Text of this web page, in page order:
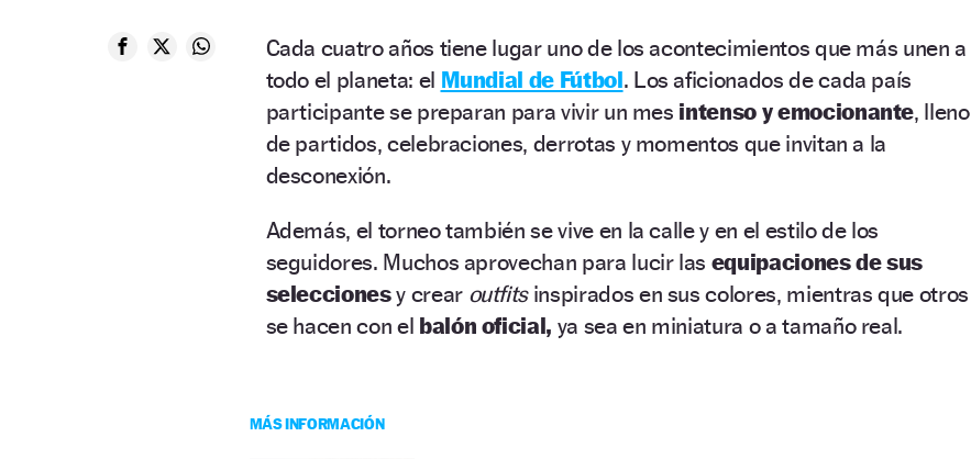
Cada cuatro años tiene lugar uno de los acontecimientos que más unen a
todo el planeta: el Mundial de Fútbol. Los aficionados de cada país
participante se preparan para vivir un mes intenso y emocionante, lleno
de partidos, celebraciones, derrotas y momentos que invitan a la
desconexión.
Además, el torneo también se vive en la calle y en el estilo de los
seguidores. Muchos aprovechan para lucir las equipaciones de sus
seleccionesy crear outfitsinspirados en sus colores, mientras que otros
se hacen con el balón oficial, ya sea en miniatura o a tamaño real.
MÁS INFORMACIÓN